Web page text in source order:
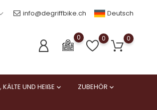
info@degriffbike.ch Deutsch
0 0 0
UND HEIßE  ZUBEHÖR 